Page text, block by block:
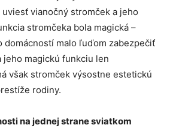
vianočný stromček a jeho
stromčeka bola magická –
domácností malo ľuďom zabezpečiť
jeho magickú funkciu len
však stromček výsostne estetickú
rodiny.
na jednej strane sviatkom